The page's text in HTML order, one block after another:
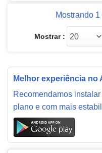
Mostrando
Mostrar :
Melhor experiência no
Recomendamos
plano e com mais